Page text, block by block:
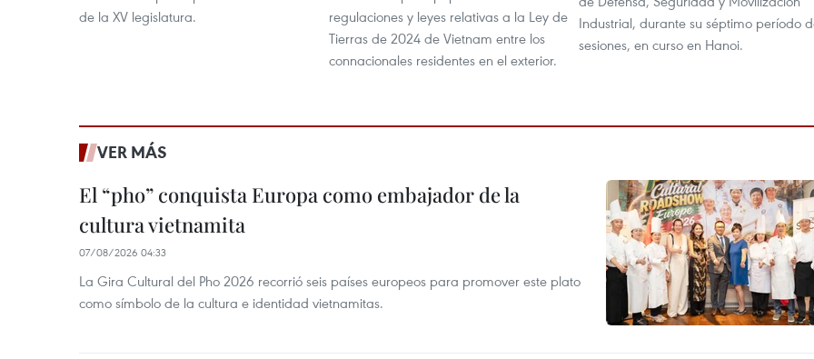
de la XV legislatura.
regulaciones y leyes relativas a la Ley de
Tierras de 2024 de Vietnam entre los
connacionales residentes en el exterior.
Industrial, durante su séptimo período
sesiones, en curso en Hanoi.
VER MÁS
El “pho” conquista Europa como embajador de la
cultura vietnamita
07/08/2026 04:33
La Gira Cultural del Pho 2026 recorrió seis países europeos para promover este plato
como símbolo de la cultura e identidad vietnamitas.